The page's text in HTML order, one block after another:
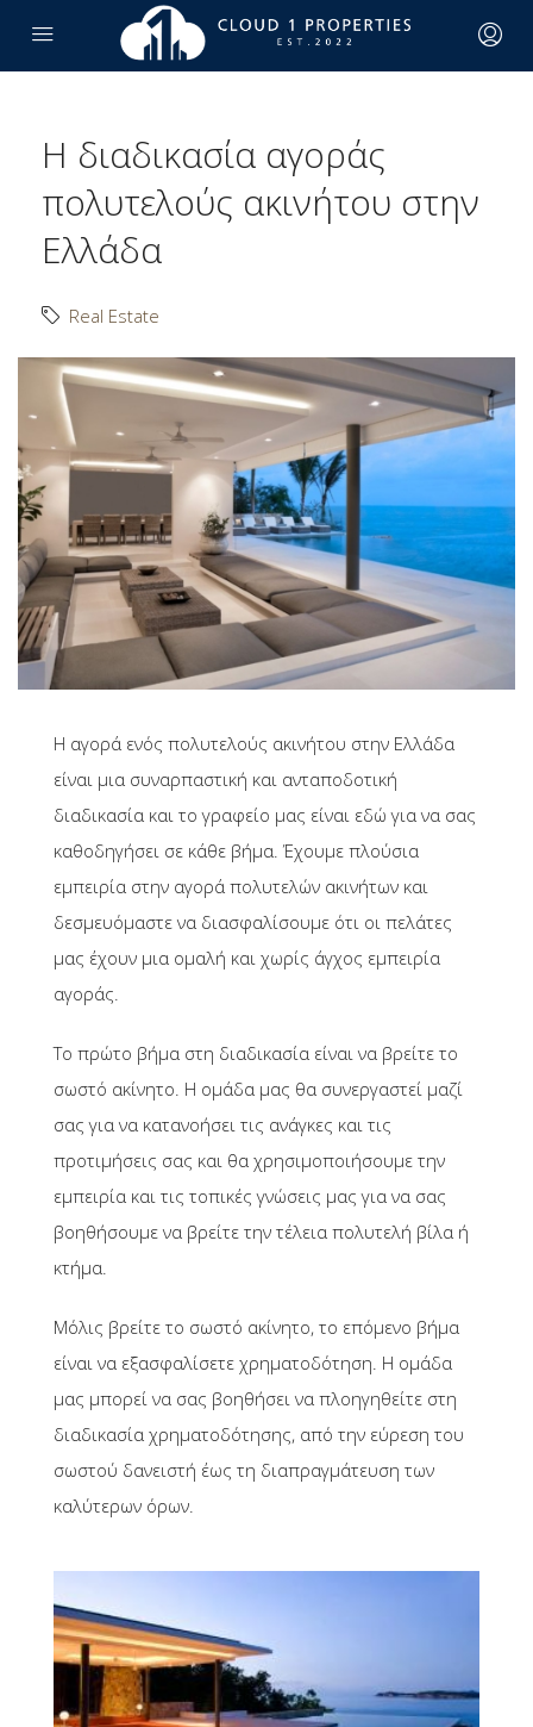
Η διαδικασία αγοράς
πολυτελούς ακινήτου στην
Ελλάδα
Real Estate
Η αγορά ενός πολυτελούς ακινήτου στην Ελλάδα
είναι μια συναρπαστική και ανταποδοτική
διαδικασία και το γραφείο μας είναι εδώ για να σας
καθοδηγήσει σε κάθε βήμα. Έχουμε πλούσια
εμπειρία στην αγορά πολυτελών ακινήτων και
δεσμευόμαστε να διασφαλίσουμε ότι οι πελάτες
μας έχουν μια ομαλή και χωρίς άγχος εμπειρία
αγοράς.
Το πρώτο βήμα στη διαδικασία είναι να βρείτε το
σωστό ακίνητο. Η ομάδα μας θα συνεργαστεί μαζί
σας για να κατανοήσει τις ανάγκες και τις
προτιμήσεις σας και θα χρησιμοποιήσουμε την
εμπειρία και τις τοπικές γνώσεις μας για να σας
βοηθήσουμε να βρείτε την τέλεια πολυτελή βίλα ή
κτήμα.
Μόλις βρείτε το σωστό ακίνητο, το επόμενο βήμα
είναι να εξασφαλίσετε χρηματοδότηση. Η ομάδα
μας μπορεί να σας βοηθήσει να πλοηγηθείτε στη
διαδικασία χρηματοδότησης, από την εύρεση του
σωστού δανειστή έως τη διαπραγμάτευση των
καλύτερων όρων.